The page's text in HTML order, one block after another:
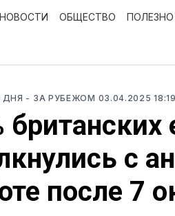
ОБЩЕСТВО ПОЛЕЗНО
ДНЯ - ЗА РУБЕЖОМ 03.04.2025 18:19
британских
с
после 7